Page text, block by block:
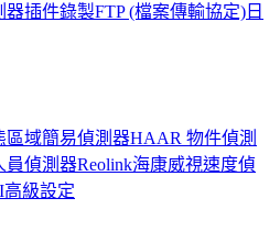
器插件錄製FTP (檔案傳輸協定) 日
區域簡易偵測器HAAR 物件偵測
員偵測器Reolink海康威視速度偵
高級設定